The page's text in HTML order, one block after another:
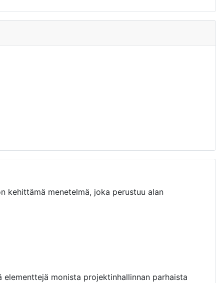
kehittämä menetelmä, joka perustuu alan
elementtejä monista projektinhallinnan parhaista